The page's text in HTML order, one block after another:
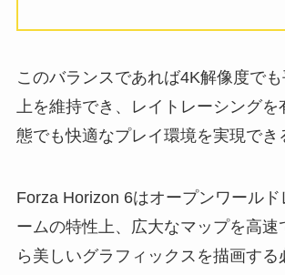
このバランスであれば4K解像度で
上を維持でき、レイトレーシングを
態でも快適なプレイ環境を実現でき
Forza Horizon 6はオープンワール
ームの特性上、広大なマップを高速
ら美しいグラフィックスを描画する